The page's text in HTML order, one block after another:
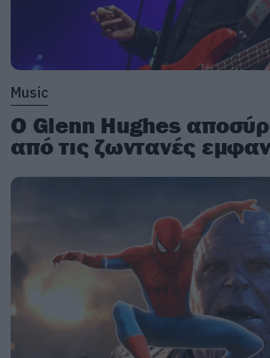
Music
Ο Glenn Hughes
από τις ζωντανές